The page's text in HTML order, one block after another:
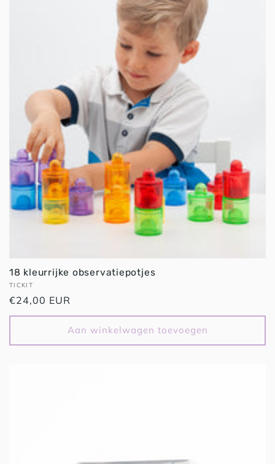
18 kleurrijke observatiepotjes
Verkoper:
TICKIT
Normale
prijs
€24,00 EUR
Aan winkelwagen toevoegen